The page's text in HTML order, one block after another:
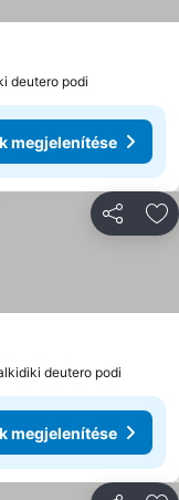
deutero podi
megjelenítése
deutero podi
megjelenítése